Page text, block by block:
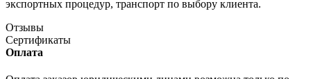
экспортных процедур, транспорт по выбору клиента.
Отзывы
Сертификаты
Оплата